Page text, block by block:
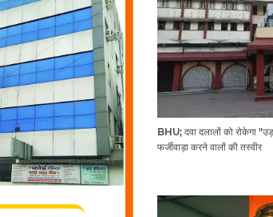
BHU; दवा दलालों को रोकेगा
फर्जीवाड़ा करने वालों की तस्वीर